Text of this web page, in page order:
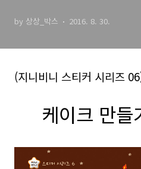
by 상상_박스 2016. 8. 30.
(지니비니 스티커 시리즈
케이크 만들